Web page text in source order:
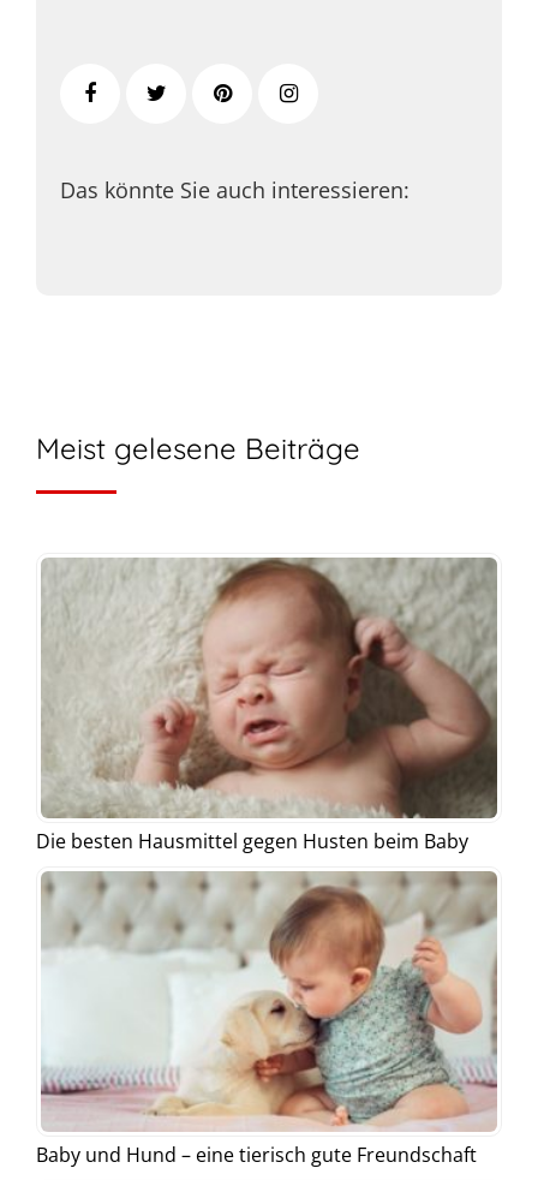
Das könnte Sie auch interessieren:
Meist gelesene Beiträge
Die besten Hausmittel gegen Husten beim Baby
Baby und Hund – eine tierisch gute Freundschaft